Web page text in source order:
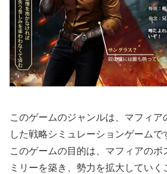
このゲームのジャンルは、マフィア
した戦略シミュレーションゲームで
このゲームの目的は、マフィアのボ
ミリーを築き、勢力を拡大していく